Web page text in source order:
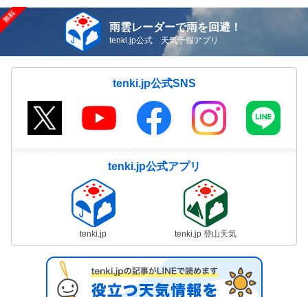
雨雲レーダーで雨を回避！
tenki.jp公式 天気予報アプリ
tenki.jp公式SNS
tenki.jp公式アプリ
tenki.jp tenki.jp 登山天気